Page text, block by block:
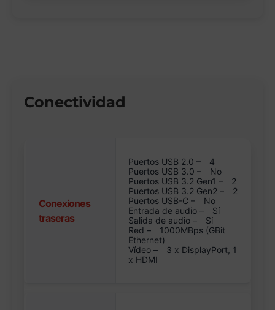
Conectividad
Conexiones
traseras
Puertos USB 2.0 –
4
Puertos USB 3.0 –
No
Puertos USB 3.2 Gen1 –
2
Puertos USB 3.2 Gen2 –
2
Puertos USB-C –
No
Entrada de audio –
Sí
Salida de audio –
Sí
Red –
1000MBps (GBit
Ethernet)
Vídeo –
3 x DisplayPort, 1
x HDMI